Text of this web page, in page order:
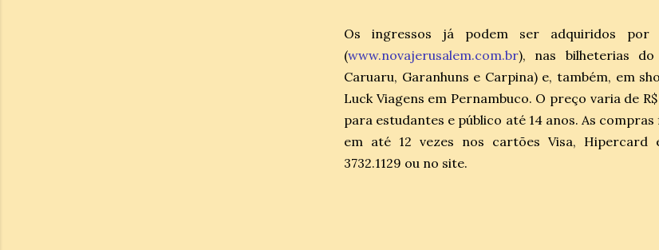
Os ingressos já podem ser adquiridos
(www.novajerusalem.com.br), nas bilheterias
Caruaru, Garanhuns e Carpina) e, também, em
Luck Viagens em Pernambuco. O preço varia de
para estudantes e público até 14 anos. As
em até 12 vezes nos cartões Visa, Hipercard
3732.1129 ou no site.